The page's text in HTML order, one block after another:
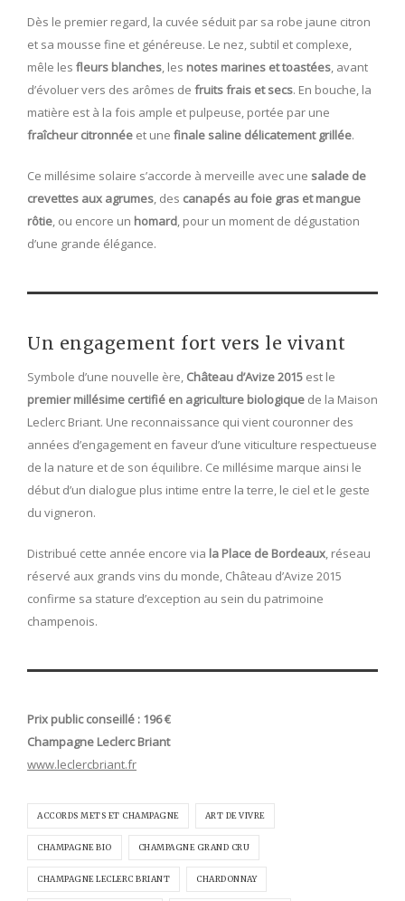
Dès le premier regard, la cuvée séduit par sa robe jaune citron
et sa mousse fine et généreuse. Le nez, subtil et complexe,
mêle les fleurs blanches, les notes marines et toastées, avant
d’évoluer vers des arômes de fruits frais et secs. En bouche, la
matière est à la fois ample et pulpeuse, portée par une
fraîcheur citronnée et une finale saline délicatement grillée.
Ce millésime solaire s’accorde à merveille avec une salade de
crevettes aux agrumes, des canapés au foie gras et mangue
rôtie, ou encore un homard, pour un moment de dégustation
d’une grande élégance.
Un engagement fort vers le vivant
Symbole d’une nouvelle ère, Château d’Avize 2015 est le
premier millésime certifié en agriculture biologique de la Maison
Leclerc Briant. Une reconnaissance qui vient couronner des
années d’engagement en faveur d’une viticulture respectueuse
de la nature et de son équilibre. Ce millésime marque ainsi le
début d’un dialogue plus intime entre la terre, le ciel et le geste
du vigneron.
Distribué cette année encore via la Place de Bordeaux, réseau
réservé aux grands vins du monde, Château d’Avize 2015
confirme sa stature d’exception au sein du patrimoine
champenois.
Prix public conseillé : 196 €
Champagne Leclerc Briant
www.leclercbriant.fr
ACCORDS METS ET CHAMPAGNE ART DE VIVRE
CHAMPAGNE BIO CHAMPAGNE GRAND CRU
CHAMPAGNE LECLERC BRIANT CHARDONNAY